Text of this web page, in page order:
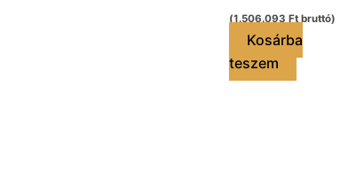
(1.506.093 Ft bruttó)
Kosárba
teszem